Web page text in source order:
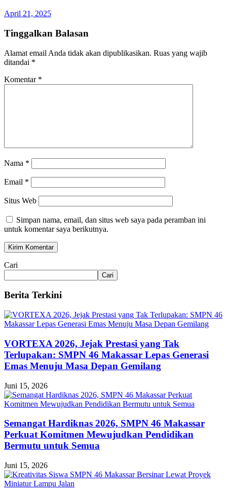
April 21, 2025
Tinggalkan Balasan
Alamat email Anda tidak akan dipublikasikan. Ruas yang wajib
ditandai *
Komentar *
Nama *
Email *
Situs Web
Simpan nama, email, dan situs web saya pada peramban ini
untuk komentar saya berikutnya.
Cari
Cari
Berita Terkini
VORTEXA 2026, Jejak Prestasi yang Tak
Terlupakan: SMPN 46 Makassar Lepas Generasi
Emas Menuju Masa Depan Gemilang
Juni 15, 2026
Semangat Hardiknas 2026, SMPN 46 Makassar
Perkuat Komitmen Mewujudkan Pendidikan
Bermutu untuk Semua
Juni 15, 2026